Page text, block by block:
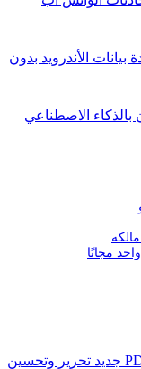
بيانات الأندرويد بدون
بالذكاء الاصطناعي
جديد تحرير وتحسين